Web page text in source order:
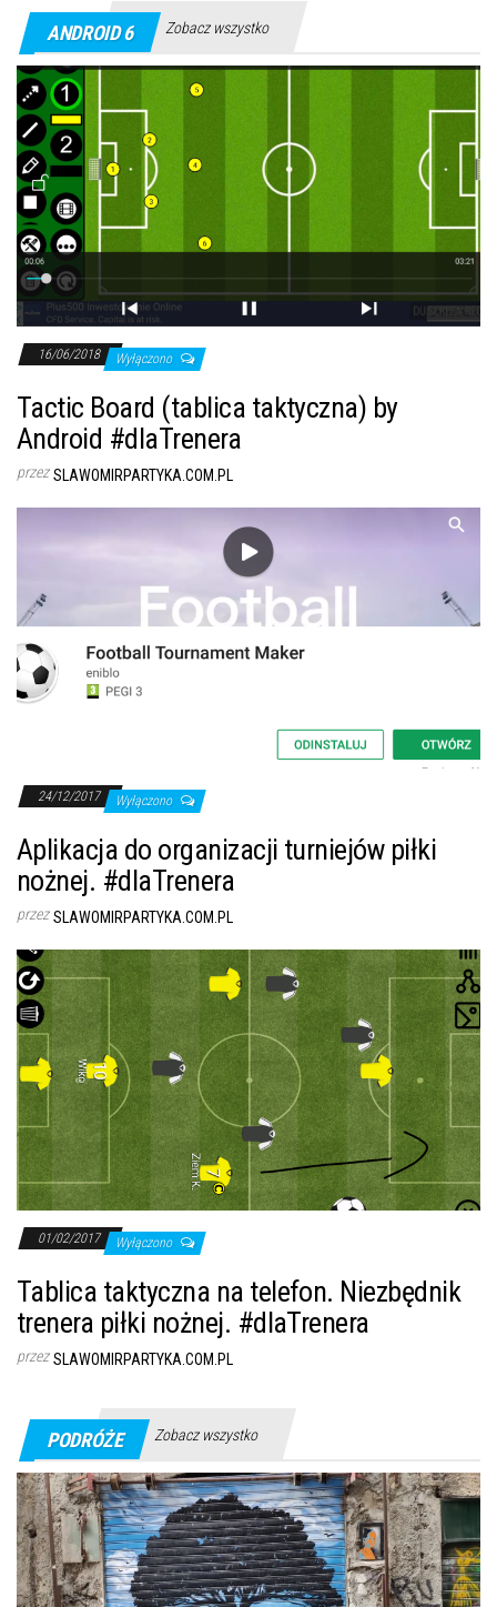
ANDROID 6 Zobacz wszystko
16/06/2018 Wyłączono
Tactic Board (tablica taktyczna) by
Android #dlaTrenera
przez SLAWOMIRPARTYKA.COM.PL
24/12/2017 Wyłączono
Aplikacja do organizacji turniejów piłki
nożnej. #dlaTrenera
przez SLAWOMIRPARTYKA.COM.PL
01/02/2017 Wyłączono
Tablica taktyczna na telefon. Niezbędnik
trenera piłki nożnej. #dlaTrenera
przez SLAWOMIRPARTYKA.COM.PL
PODRÓŻE Zobacz wszystko